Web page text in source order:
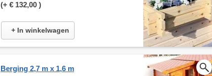
(+ € 132,00 )
+ In winkelwagen
Berging 2,7 m x 1,6 m